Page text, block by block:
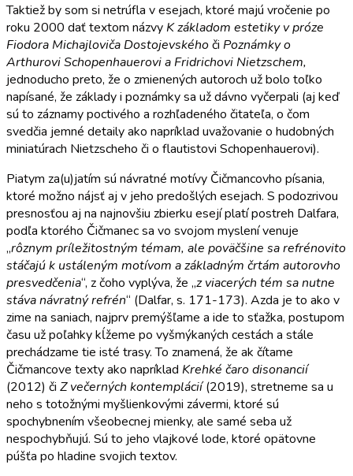
Taktiež by som si netrúfla v esejach, ktoré majú vročenie po
roku 2000 dať textom názvy K základom estetiky v próze
Fiodora Michajloviča Dostojevskéhoči Poznámky o
Arthurovi Schopenhauerovia Fridrichovi Nietzschem,
jednoducho preto, že o zmienených autoroch už bolo toľko
napísané, že základy i poznámky sa už dávno vyčerpali (aj keď
sú to záznamy poctivého a rozhľadeného čitateľa, o čom
svedčia jemné detaily ako napríklad uvažovanie o hudobných
miniatúrach Nietzscheho či o flautistovi Schopenhauerovi).
Piatym za(u)jatím sú návratné motívy Čičmancovho písania,
ktoré možno nájsť aj v jeho predošlých esejach. S podozrivou
presnosťou aj na najnovšiu zbierku esejí platí postreh Dalfara,
podľa ktorého Čičmanec sa vo svojom myslení venuje
„rôznym príležitostným témam, ale poväčšine sa refrénovito
stáčajú k ustáleným motívom a základným črtám autorovho
presvedčenia“, z čoho vyplýva, že „z viacerých tém sa nutne
stáva návratný refrén“ (Dalfar, s. 171-173). Azda je to ako v
zime na saniach, najprv premýšľame a ide to sťažka, postupom
času už poľahky kĺžeme po vyšmýkaných cestách a stále
prechádzame tie isté trasy. To znamená, že ak čítame
Čičmancove texty ako napríklad Krehké čaro disonancií
(2012) či Z večerných kontemplácií(2019), stretneme sa u
neho s totožnými myšlienkovými závermi, ktoré sú
spochybnením všeobecnej mienky, ale samé seba už
nespochybňujú. Sú to jeho vlajkové lode, ktoré opätovne
púšťa po hladine svojich textov.